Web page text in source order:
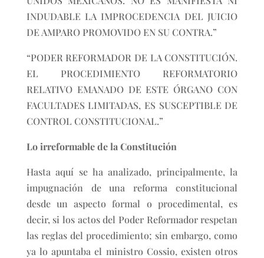
INDUDABLE LA IMPROCEDENCIA DEL JUICIO
DE AMPARO PROMOVIDO EN SU CONTRA.”
“PODER REFORMADOR DE LA CONSTITUCIÓN.
EL PROCEDIMIENTO REFORMATORIO
RELATIVO EMANADO DE ESTE ÓRGANO CON
FACULTADES LIMITADAS, ES SUSCEPTIBLE DE
CONTROL CONSTITUCIONAL.”
Lo irreformable de la Constitución
Hasta aquí se ha analizado, principalmente, la
impugnación de una reforma constitucional
desde un aspecto formal o procedimental, es
decir, si los actos del Poder Reformador respetan
las reglas del procedimiento; sin embargo, como
ya lo apuntaba el ministro Cossio, existen otros